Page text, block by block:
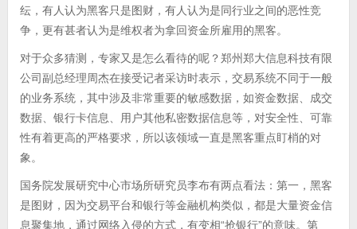
纭，有人认为黑客只是图财，有人认为是同行业之间的恶性竞
争，更有甚者认为是维权者为拿回资金所雇用的黑客。
对于众多猜测，专家又是怎么看待的呢？郑州郑大信息科技有限
公司副总经理周杰在接受记者采访时表示，交易系统不同于一般
的业务系统，其中涉及非常重要的敏感数据，如资金数据、成交
数据、银行卡信息、用户其他私密数据信息等，对安全性、可靠
性有着更高的严格要求，所以该领域一直是黑客重点盯梢的对
象。
国务院发展研究中心市场所研究员李布有两点看法：第一，黑客
是图财，因为交易平台和银行等金融机构类似，都是大量资金信
息聚集地，通过网络入侵的方式，有变相“抢银行”的意味。第